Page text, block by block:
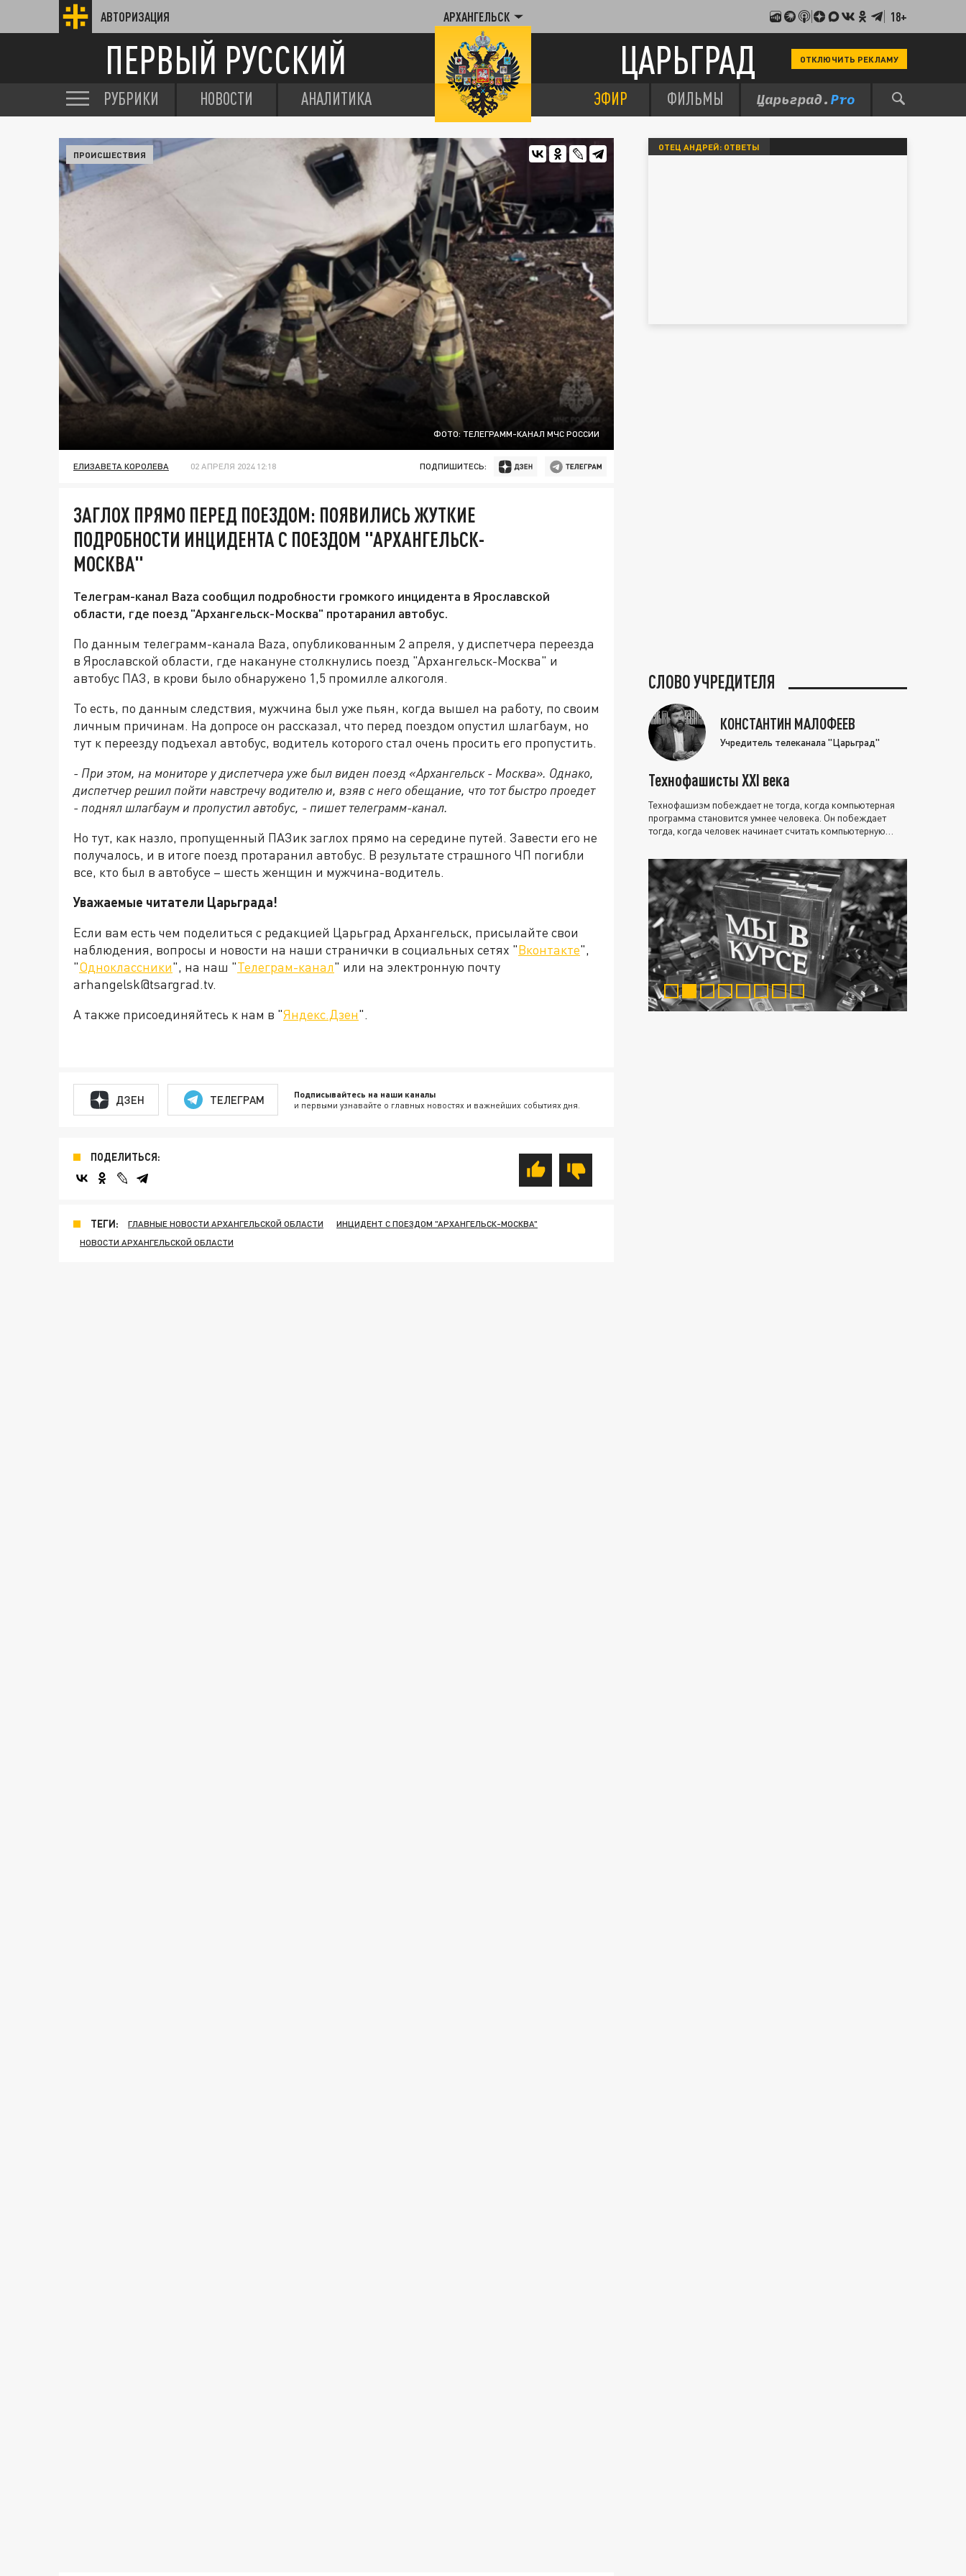
АВТОРИЗАЦИЯ АРХАНГЕЛЬСК 18+
ПЕРВЫЙ РУССКИЙ ЦАРЬГРАД ОТКЛЮЧИТЬ РЕКЛАМУ
РУБРИКИ НОВОСТИ АНАЛИТИКА ЭФИР ФИЛЬМЫ
ФОТО: ТЕЛЕГРАММ-КАНАЛ МЧС РОССИИ
ПРОИСШЕСТВИЯ
ЕЛИЗАВЕТА КОРОЛЕВА 02 АПРЕЛЯ 2024 12:18 ПОДПИШИТЕСЬ:
ЗАГЛОХ ПРЯМО ПЕРЕД ПОЕЗДОМ: ПОЯВИЛИСЬ ЖУТКИЕ
ПОДРОБНОСТИ ИНЦИДЕНТА С ПОЕЗДОМ "АРХАНГЕЛЬСК-
МОСКВА"
Телеграм-канал Baza сообщил подробности громкого инцидента в Ярославской
области, где поезд "Архангельск-Москва" протаранил автобус.
По данным телеграмм-канала Baza, опубликованным 2 апреля, у диспетчера переезда
в Ярославской области, где накануне столкнулись поезд "Архангельск-Москва" и
автобус ПАЗ, в крови было обнаружено 1,5 промилле алкоголя.
То есть, по данным следствия, мужчина был уже пьян, когда вышел на работу, по своим
личным причинам. На допросе он рассказал, что перед поездом опустил шлагбаум, но
тут к переезду подъехал автобус, водитель которого стал очень просить его пропустить.
- При этом, на мониторе у диспетчера уже был виден поезд «Архангельск - Москва». Однако,
диспетчер решил пойти навстречу водителю и, взяв с него обещание, что тот быстро проедет
- поднял шлагбаум и пропустил автобус, - пишет телеграмм-канал.
Но тут, как назло, пропущенный ПАЗик заглох прямо на середине путей. Завести его не
получалось, и в итоге поезд протаранил автобус. В результате страшного ЧП погибли
все, кто был в автобусе – шесть женщин и мужчина-водитель.
Уважаемые читатели Царьграда!
Если вам есть чем поделиться с редакцией Царьград Архангельск, присылайте свои
наблюдения, вопросы и новости на наши странички в социальных сетях "Вконтакте",
"Одноклассники", на наш "Телеграм-канал" или на электронную почту
arhangelsk@tsargrad.tv.
А также присоединяйтесь к нам в "Яндекс.Дзен".
ДЗЕН ТЕЛЕГРАМ Подписывайтесь на наши каналы
и первыми узнавайте о главных новостях и важнейших событиях дня.
ПОДЕЛИТЬСЯ:
ТЕГИ: ГЛАВНЫЕ НОВОСТИ АРХАНГЕЛЬСКОЙ ОБЛАСТИ
ИНЦИДЕНТ С ПОЕЗДОМ "АРХАНГЕЛЬСК-МОСКВА"
НОВОСТИ АРХАНГЕЛЬСКОЙ ОБЛАСТИ
ОТЕЦ АНДРЕЙ: ОТВЕТЫ
СЛОВО УЧРЕДИТЕЛЯ
КОНСТАНТИН МАЛОФЕЕВ
Учредитель телеканала "Царьград"
Технофашисты XXI века
Технофашизм побеждает не тогда, когда компьютерная
программа становится умнее человека. Он побеждает
тогда, когда человек начинает считать компьютерную